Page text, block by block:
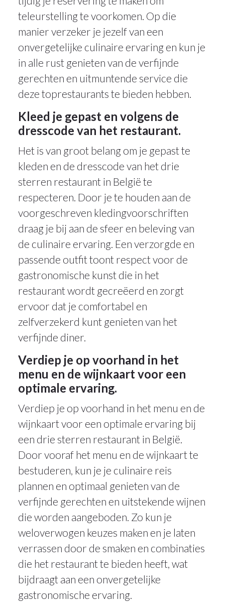
teleurstelling te voorkomen. Op die
manier verzeker je jezelf van een
onvergetelijke culinaire ervaring en kun je
in alle rust genieten van de verfijnde
gerechten en uitmuntende service die
deze toprestaurants te bieden hebben.
Kleed je gepast en volgens de
dresscode van het restaurant.
Het is van groot belang om je gepast te
kleden en de dresscode van het drie
sterren restaurant in België te
respecteren. Door je te houden aan de
voorgeschreven kledingvoorschriften
draag je bij aan de sfeer en beleving van
de culinaire ervaring. Een verzorgde en
passende outfit toont respect voor de
gastronomische kunst die in het
restaurant wordt gecreëerd en zorgt
ervoor dat je comfortabel en
zelfverzekerd kunt genieten van het
verfijnde diner.
Verdiep je op voorhand in het
menu en de wijnkaart voor een
optimale ervaring.
Verdiep je op voorhand in het menu en de
wijnkaart voor een optimale ervaring bij
een drie sterren restaurant in België.
Door vooraf het menu en de wijnkaart te
bestuderen, kun je je culinaire reis
plannen en optimaal genieten van de
verfijnde gerechten en uitstekende wijnen
die worden aangeboden. Zo kun je
weloverwogen keuzes maken en je laten
verrassen door de smaken en combinaties
die het restaurant te bieden heeft, wat
bijdraagt aan een onvergetelijke
gastronomische ervaring.